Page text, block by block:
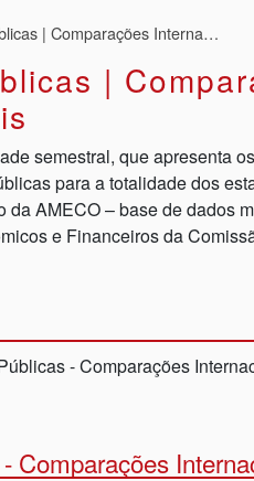
Finanças Públicas | Comparações Internacionais
|
semestral, que apresenta
para a totalidade dos
da AMECO – base de dados
e Financeiros da
- Comparações
Comparações